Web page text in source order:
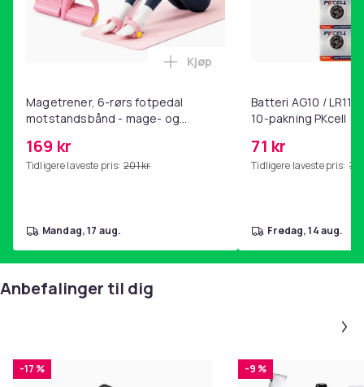
Magetrener, 6-rørs fotpedal
motstandsbånd - mage- og
hjemmegymnastikk Pink
169 kr
Tidligere laveste pris: 201 kr
Legg Magetrener, 6-rørs
Kjøp
mandag, 17 aug.
Batteri AG10 /
10-pakning PKcell
71 kr
Tidligere laveste pris: 76
fredag, 14 aug.
Anbefalinger til dig
-17 % -9 %